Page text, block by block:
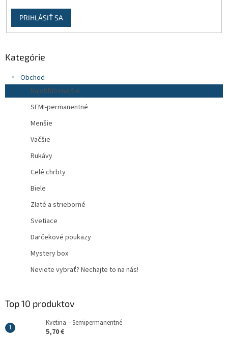
PRIHLÁSIŤ SA
Kategórie
Obchod
Najobľúbenejšie
SEMI-permanentné
Menšie
Väčšie
Rukávy
Celé chrbty
Biele
Zlaté a strieborné
Svetiace
Darčekové poukazy
Mystery box
Neviete vybrať? Nechajte to na nás!
Top 10 produktov
Kvetina – Semipermanentné
5,70 €